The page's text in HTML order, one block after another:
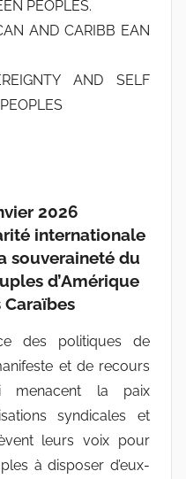
PEOPLES.
AND CARIBB EAN
AND SELF
2026
internationale
souveraineté du
d’Amérique
des politiques de
et de recours
la paix
syndicales et
leurs voix pour
à disposer d’eux-